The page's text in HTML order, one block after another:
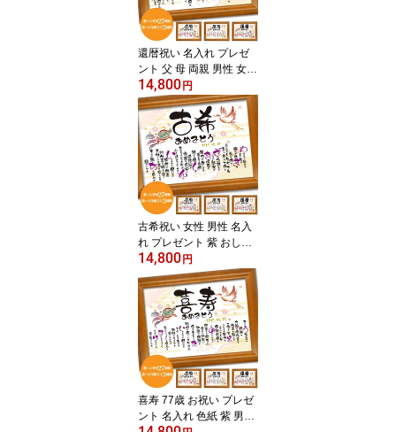
り付け おすそ分け 人気
選び取りカード 地域限定
送料無料
還暦祝い 名入れ プレゼ
ント 父 母 両親 男性 女性
おしゃれ 赤いギフト 60
歳誕生日祝い 贈り物
14,800 円
古希祝い 女性 男性 名入
れ プレゼント 紫 おしゃ
れ 感謝状付き 70歳 誕生
日 ギフト 父の日 母の日
父親 母親 ありがとう 70
歳記念 祝い品
14,800 円
喜寿 77歳 お祝い プレゼ
ント 名入れ 色紙 紫 男性